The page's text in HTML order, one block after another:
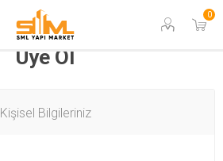
0
Üye Ol
Kişisel Bilgileriniz